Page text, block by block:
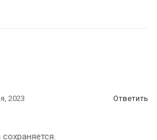
2023 Ответить